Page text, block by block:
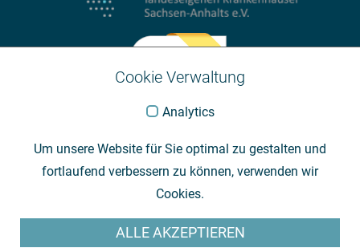
Cookie Verwaltung
Analytics
Um unsere Website für Sie optimal zu gestalten und
fortlaufend verbessern zu können, verwenden wir
Cookies.
ALLE AKZEPTIEREN